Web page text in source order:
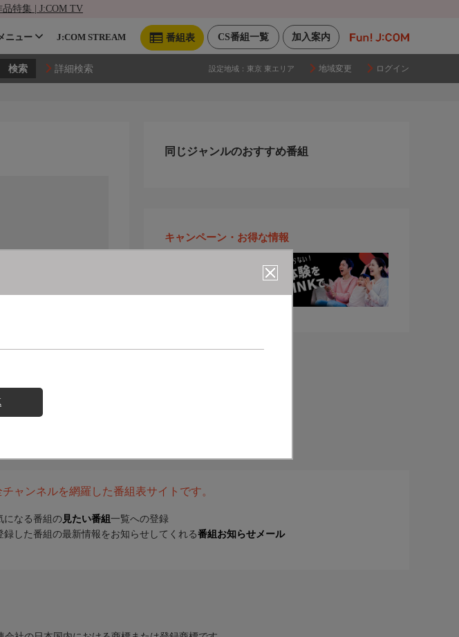
特集 | J:COM TV
加入案内
CS番組一覧
番組表
ニュー J:COM STREAM
詳細検索 設定地域： 東京 東エリア 地域変更 ログイン
同じジャンルのおすすめ番組
キャンペーン・お得な情報
ャンネルを網羅した番組表サイトです。
になる番組の 見たい番組 一覧への登録
録した番組の最新情報をお知らせしてくれる番組お知らせメール